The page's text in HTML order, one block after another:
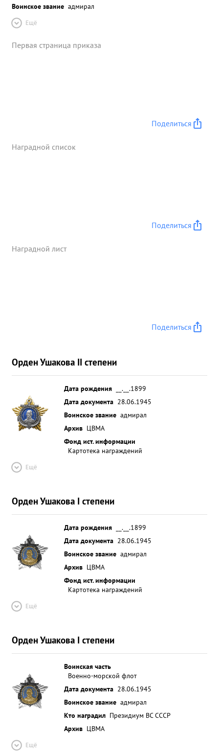
Воинское звание адмирал
Ещё
Первая страница приказа
Поделиться
Наградной список
Поделиться
Наградной лист
Поделиться
Орден Ушакова II степени
Дата рождения
__.__.1899
Дата документа 28.06.1945
Воинское звание адмирал
Архив ЦВМА
Фонд ист. информации
Картотека награждений
Ещё
Орден Ушакова I степени
Дата рождения
__.__.1899
Дата документа 28.06.1945
Воинское звание адмирал
Архив ЦВМА
Фонд ист. информации
Картотека награждений
Ещё
Орден Ушакова I степени
Воинская часть
Военно-морской флот
Дата документа 28.06.1945
Воинское звание адмирал
Кто наградил Президиум ВС СССР
Архив ЦВМА
Ещё